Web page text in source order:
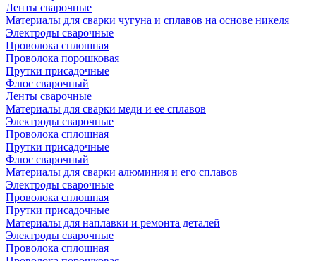
Ленты сварочные
Материалы для сварки чугуна и сплавов на основе никеля
Электроды сварочные
Проволока сплошная
Проволока порошковая
Прутки присадочные
Флюс сварочный
Ленты сварочные
Материалы для сварки меди и ее сплавов
Электроды сварочные
Проволока сплошная
Прутки присадочные
Флюс сварочный
Материалы для сварки алюминия и его сплавов
Электроды сварочные
Проволока сплошная
Прутки присадочные
Материалы для наплавки и ремонта деталей
Электроды сварочные
Проволока сплошная